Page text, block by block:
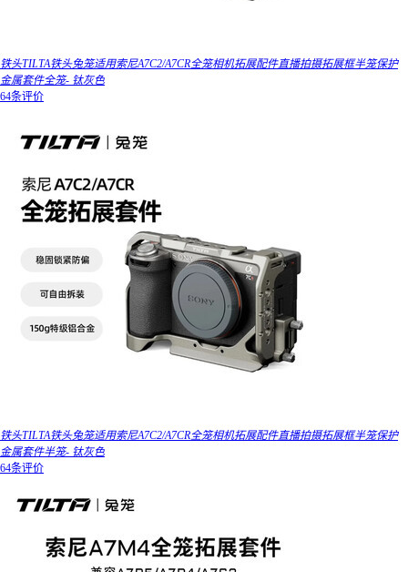
铁头TILTA铁头兔笼适用索尼A7C2/A7CR全笼相机拓展配件直播拍摄拓展框半笼保护
金属套件全笼- 钛灰色
64条评价
铁头TILTA铁头兔笼适用索尼A7C2/A7CR全笼相机拓展配件直播拍摄拓展框半笼保护
金属套件半笼- 钛灰色
64条评价